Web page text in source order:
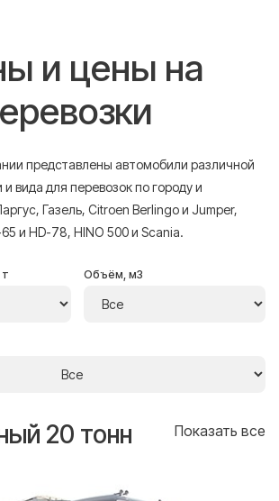
и цены на
представлены автомобили различной
вида для перевозок по городу и
Газель, Citroen Berlingo и Jumper,
и HD-78, HINO 500 и Scania.
Объём, м3
20 тонн Показать все